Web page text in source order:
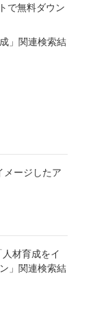
で無料ダウン
」関連検索結
メージしたア
材育成をイ
」関連検索結